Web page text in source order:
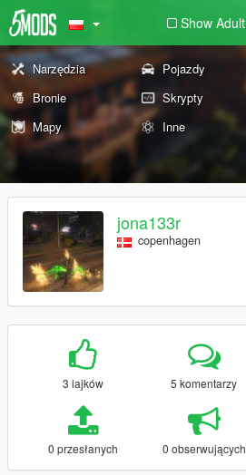
Show Adult
Narzędzia Pojazdy
Bronie
Skrypty
Mapy
Inne
jona133r
copenhagen
3 lajków 5 komentarzy
0 przesłanych 0 obserwujących